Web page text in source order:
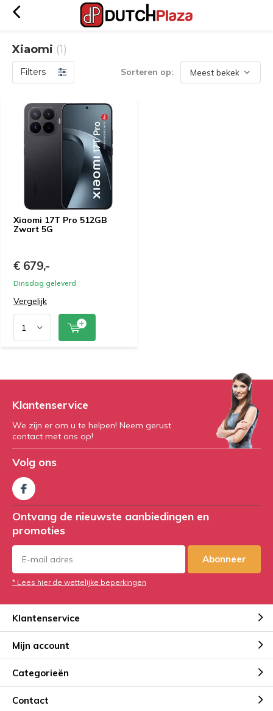
Xiaomi (1)
Filters Sorteren op:
Xiaomi 17T Pro 512GB
Zwart 5G
€ 679,-
Dinsdag geleverd
Vergelijk
Klantenservice
We zijn er om u te helpen! Neem gerust
contact met ons op!
Volg ons
Ontvang de nieuwste aanbiedingen en
promoties
Abonneer
* Lees hier de wettelijke beperkingen
Klantenservice
Mijn account
Categorieën
Contact